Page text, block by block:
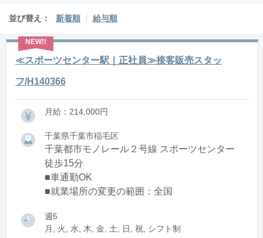
並び替え： 新着順 給与順
≪スポーツセンター駅｜正社員≫接客販売スタッ
フ/H140366
月給：214,000円
千葉県千葉市稲毛区
千葉都市モノレール２号線 スポーツセンター
徒歩15分
■車通勤OK
■就業場所の変更の範囲：全国
週5
月, 火, 水, 木, 金, 土, 日, 祝, シフト制